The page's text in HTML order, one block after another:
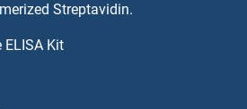
Streptavidin.
Kit